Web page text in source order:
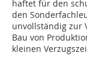
haftet für den
den
unvollständig zur
Bau von
kleinen